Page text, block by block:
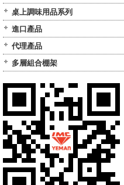
桌上調味用品系列
進口產品
代理產品
多層組合棚架